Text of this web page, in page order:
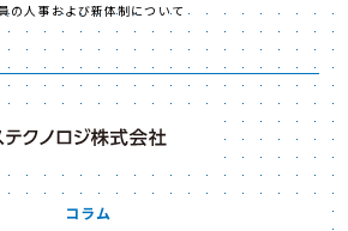
の人事および新体制について
コラム